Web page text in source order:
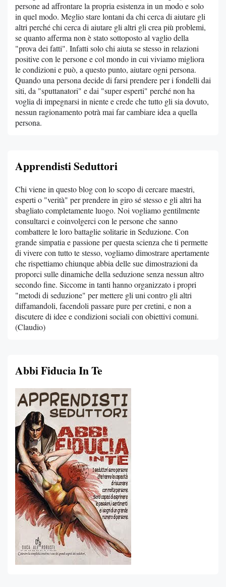
persone ad affrontare la propria esistenza in un modo e solo
in quel modo. Meglio stare lontani da chi cerca di aiutare gli
altri perché chi cerca di aiutare gli altri gli crea più problemi,
se quanto afferma non è stato sottoposto al vaglio della
"prova dei fatti". Infatti solo chi aiuta se stesso in relazioni
positive con le persone e col mondo in cui viviamo migliora
le condizioni e può, a questo punto, aiutare ogni persona.
Quando una persona decide di farsi prendere per i fondelli dai
siti, da "sputtanatori" e dai "super esperti" perché non ha
voglia di impegnarsi in niente e crede che tutto gli sia dovuto,
nessun ragionamento potrà mai far cambiare idea a quella
persona.
Apprendisti Seduttori
Chi viene in questo blog con lo scopo di cercare maestri,
esperti o "verità" per prendere in giro sé stesso e gli altri ha
sbagliato completamente luogo. Noi vogliamo gentilmente
consultarci e coinvolgerci con le persone che sanno
combattere le loro battaglie solitarie in Seduzione. Con
grande simpatia e passione per questa scienza che ti permette
di vivere con tutto te stesso, vogliamo dimostrare apertamente
che rispettiamo chiunque abbia delle sue dimostrazioni da
proporci sulle dinamiche della seduzione senza nessun altro
secondo fine. Siccome in tanti hanno organizzato i propri
"metodi di seduzione" per mettere gli uni contro gli altri
diffamandoli, facendoli passare pure per cretini, e non a
discutere di idee e condizioni sociali con obiettivi comuni.
(Claudio)
Abbi Fiducia In Te